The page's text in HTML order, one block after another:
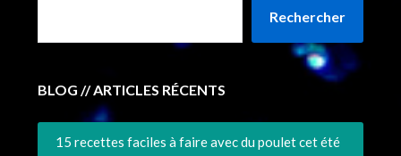
Rechercher
BLOG // ARTICLES RÉCENTS
15 recettes faciles à faire avec du poulet cet été